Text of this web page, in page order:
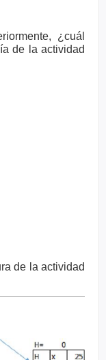
¿cuál
de la actividad
de la actividad